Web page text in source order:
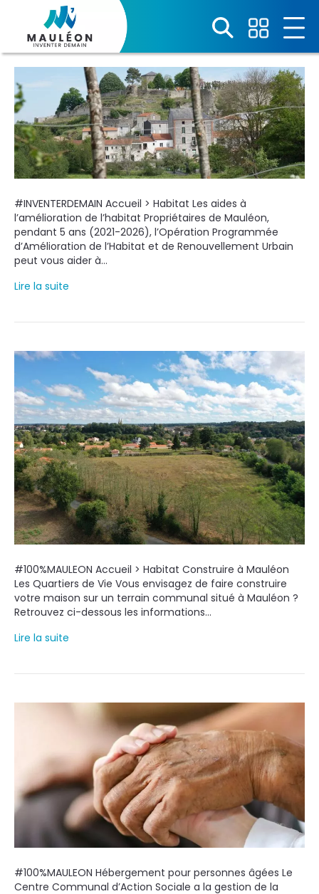
#INVENTERDEMAIN Accueil > Habitat Les aides à
l’amélioration de l’habitat Propriétaires de Mauléon,
pendant 5 ans (2021-2026), l’Opération Programmée
d’Amélioration de l’Habitat et de Renouvellement Urbain
peut vous aider à…
Lire la suite
#100%MAULEON Accueil > Habitat Construire à Mauléon
Les Quartiers de Vie Vous envisagez de faire construire
votre maison sur un terrain communal situé à Mauléon ?
Retrouvez ci-dessous les informations…
Lire la suite
#100%MAULEON Hébergement pour personnes âgées Le
Centre Communal d’Action Sociale a la gestion de la
Panneau de gestion des cookies